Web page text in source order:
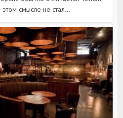
смысле не стал...